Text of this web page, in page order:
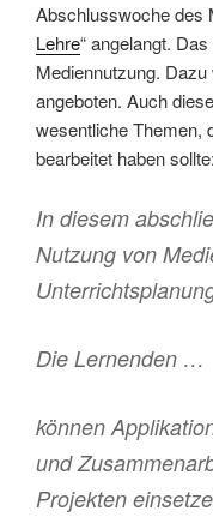
Abschlusswoche des
Lehre“ angelangt.
Mediennutzung.
angeboten. Auch
wesentliche Themen,
bearbeitet haben sollte:
In diesem
Nutzung von
Die Lernenden …
können
und
Projekten